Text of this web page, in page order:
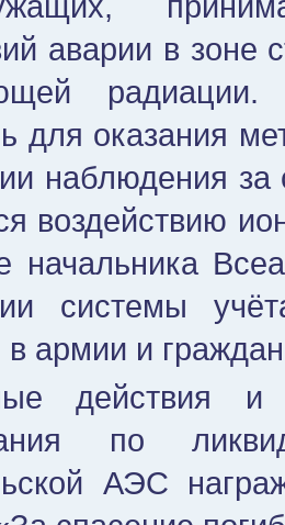
аварии в зоне
для оказания
наблюдения за
воздействию
начальника
системы
армии и
действия и
по
АЭС